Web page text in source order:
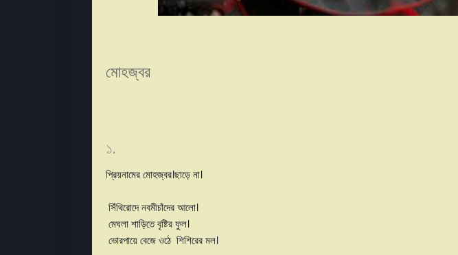
মোহজ্বর
১.
প্রিয়নামের মোহজ্বর।ছাড়ে না।
সিঁথিরোদে নবমীচাঁদের আলো।
মেঘলা শাড়িতে বৃষ্টির ফুল।
ভোরপায়ে বেজে ওঠে শিশিরের মল।